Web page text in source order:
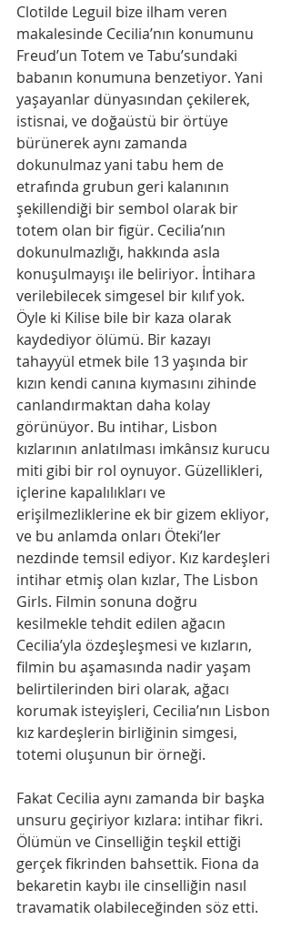
Clotilde Leguil bize ilham veren
makalesinde Cecilia’nın konumunu
Freud’un Totem ve Tabu’sundaki
babanın konumuna benzetiyor. Yani
yaşayanlar dünyasından çekilerek,
istisnai, ve doğaüstü bir örtüye
bürünerek aynı zamanda
dokunulmaz yani tabu hem de
etrafında grubun geri kalanının
şekillendiği bir sembol olarak bir
totem olan bir figür. Cecilia’nın
dokunulmazlığı, hakkında asla
konuşulmayışı ile beliriyor. İntihara
verilebilecek simgesel bir kılıf yok.
Öyle ki Kilise bile bir kaza olarak
kaydediyor ölümü. Bir kazayı
tahayyül etmek bile 13 yaşında bir
kızın kendi canına kıymasını zihinde
canlandırmaktan daha kolay
görünüyor. Bu intihar, Lisbon
kızlarının anlatılması imkânsız kurucu
miti gibi bir rol oynuyor. Güzellikleri,
içlerine kapalılıkları ve
erişilmezliklerine ek bir gizem ekliyor,
ve bu anlamda onları Öteki’ler
nezdinde temsil ediyor. Kız kardeşleri
intihar etmiş olan kızlar, The Lisbon
Girls. Filmin sonuna doğru
kesilmekle tehdit edilen ağacın
Cecilia’yla özdeşleşmesi ve kızların,
filmin bu aşamasında nadir yaşam
belirtilerinden biri olarak, ağacı
korumak isteyişleri, Cecilia’nın Lisbon
kız kardeşlerin birliğinin simgesi,
totemi oluşunun bir örneği.
Fakat Cecilia aynı zamanda bir başka
unsuru geçiriyor kızlara: intihar fikri.
Ölümün ve Cinselliğin teşkil ettiği
gerçek fikrinden bahsettik. Fiona da
bekaretin kaybı ile cinselliğin nasıl
travamatik olabileceğinden söz etti.